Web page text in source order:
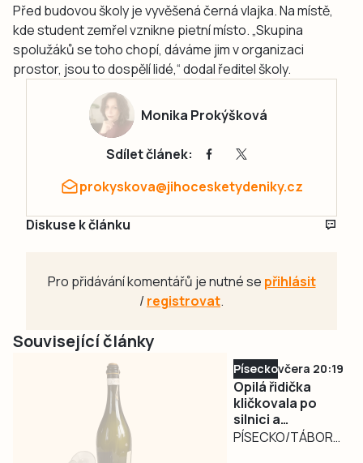
Před budovou školy je vyvěšená černá vlajka. Na místě,
kde student zemřel vznikne pietní místo. „Skupina
spolužáků se toho chopí, dáváme jim v organizaci
prostor, jsou to dospělí lidé,“ dodal ředitel školy.
Monika Prokýšková
Sdílet článek:
prokyskova@jihocesketydeniky.cz
Diskuse k článku
Pro přidávání komentářů je nutné se přihlásit
/registrovat.
Související články
Píseckovčera 20:19
Opilá řidička
kličkovala po
silnici a
ohrožovala
PÍSECKO/TÁBORSKO